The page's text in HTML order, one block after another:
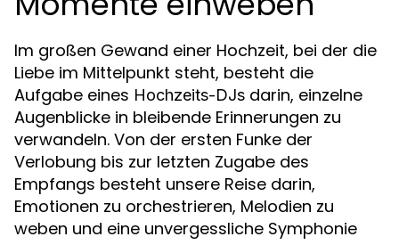
Im großen Gewand einer Hochzeit, bei der die
Liebe im Mittelpunkt steht, besteht die
Aufgabe eines Hochzeits-DJs darin, einzelne
Augenblicke in bleibende Erinnerungen zu
verwandeln. Von der ersten Funke der
Verlobung bis zur letzten Zugabe des
Empfangs besteht unsere Reise darin,
Emotionen zu orchestrieren, Melodien zu
weben und eine unvergessliche Symphonie